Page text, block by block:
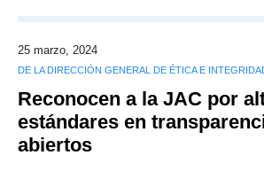
25 marzo, 2024
DE LA DIRECCIÓN GENERAL DE ÉTICA E
Reconocen a la JAC por
estándares en
abiertos